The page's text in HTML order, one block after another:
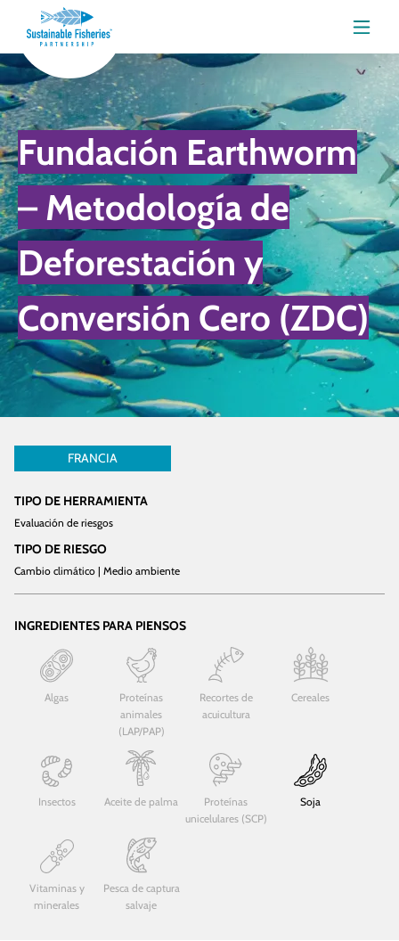
Menú
Fundación Earthworm
– Metodología de
Deforestación y
Conversión Cero (ZDC)
FRANCIA
TIPO DE HERRAMIENTA
Evaluación de riesgos
TIPO DE RIESGO
Cambio climático | Medio ambiente
INGREDIENTES PARA PIENSOS
Algas
Proteínas
animales
(LAP/PAP)
Recortes de
acuicultura
Cereales
Insectos Aceite de palma
Proteínas
unicelulares (SCP)
Soja
Vitaminas y
minerales
Pesca de captura
salvaje